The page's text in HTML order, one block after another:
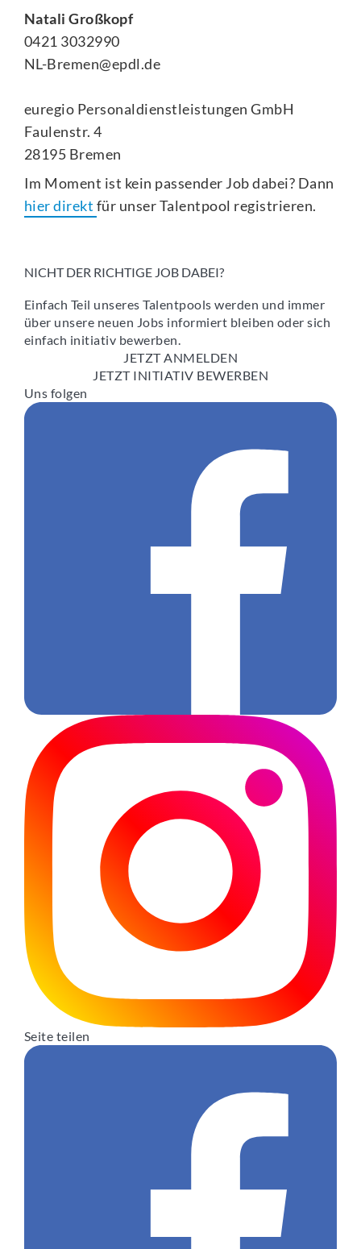
Natali Großkopf
0421 3032990
NL-Bremen@epdl.de
euregio Personaldienstleistungen GmbH
Faulenstr. 4
28195 Bremen
Im Moment ist kein passender Job dabei? Dann
hier direkt für unser Talentpool registrieren.
NICHT DER RICHTIGE JOB DABEI?
Einfach Teil unseres Talentpools werden und immer
über unsere neuen Jobs informiert bleiben oder sich
einfach initiativ bewerben.
JETZT ANMELDEN
JETZT INITIATIV BEWERBEN
Uns folgen
Seite teilen